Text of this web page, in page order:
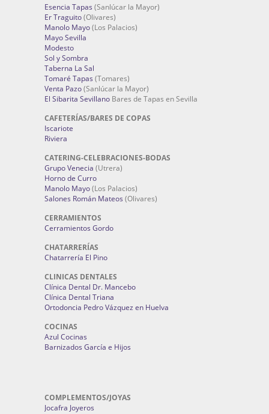
Esencia Tapas (Sanlúcar la Mayor)
Er Traguito(Olivares)
Manolo Mayo(Los Palacios)
Mayo Sevilla
Modesto
Sol y Sombra
Taberna La Sal
Tomaré Tapas (Tomares)
Venta Pazo(Sanlúcar la Mayor)
El Sibarita Sevillano Bares de Tapas en Sevilla
CAFETERÍAS/BARES DE COPAS
Iscariote
Riviera
CATERING-CELEBRACIONES-BODAS
Grupo Venecia (Utrera)
Horno de Curro
Manolo Mayo(Los Palacios)
Salones Román Mateos (Olivares)
CERRAMIENTOS
Cerramientos Gordo
CHATARRERÍAS
Chatarrería El Pino
CLINICAS DENTALES
Clínica Dental Dr. Mancebo
Clínica Dental Triana
Ortodoncia Pedro Vázquez en Huelva
COCINAS
Azul Cocinas
Barnizados García e Hijos
COMPLEMENTOS/JOYAS
Jocafra Joyeros